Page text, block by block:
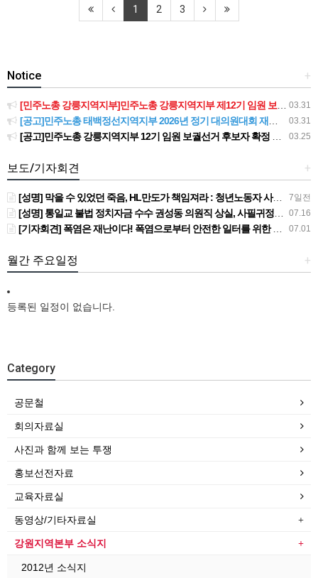
1 2 3
+
Notice
03.31
[민주노총 강릉지역지부]민주노총 강릉지역지부 제12기 임원 보궐선거결과 공고
03.31
[공고]민주노총 태백정선지역지부 2026년 정기 대의원대회 재소집 건
03.25
[공고]민주노총 강릉지역지부 12기 임원 보궐선거 후보자 확정 공고
+
보도/기자회견
7일전
[성명] 막을 수 있었던 죽음, HL만도가 책임져라 : 청년노동자 사망사고의 철저한 진상규명과 재발방지 대책 마련하라
07.16
[성명] 통일교 불법 정치자금 수수 권성동 의원직 상실, 사필귀정이다
07.01
[기자회견] 폭염은 재난이다! 폭염으로부터 안전한 일터를 위한 민주노총 강원지역본부 폭염감시단 선포 기자회견
+
월간 주요일정
등록된 일정이 없습니다.
Category
공문철
회의자료실
사진과 함께 보는 투쟁
홍보선전자료
교육자료실
동영상/기타자료실
강원지역본부 소식지
2012년 소식지